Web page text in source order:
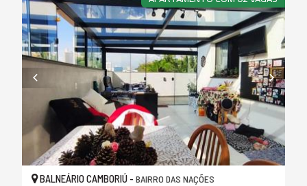
BALNEÁRIO CAMBORIÚ - BAIRRO DAS NAÇÕES